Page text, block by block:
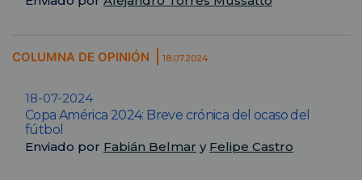
COLUMNA DE OPINIÓN 18.07.2024
18-07-2024
Copa América 2024: Breve crónica del ocaso del
fútbol
Enviado por Fabián Belmar y Felipe Castro